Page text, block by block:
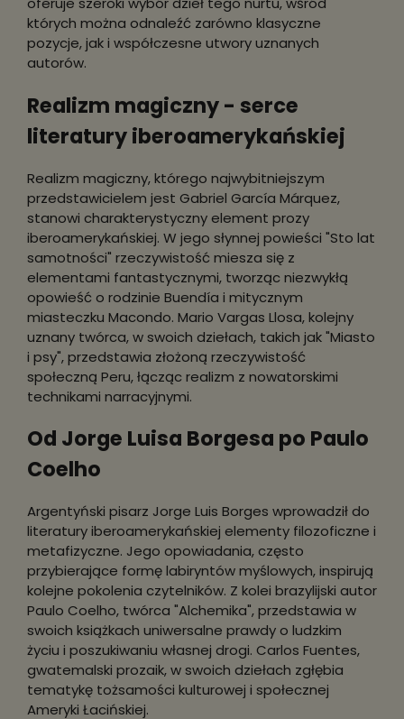
których można odnaleźć zarówno klasyczne
pozycje, jak i współczesne utwory uznanych
autorów.
Realizm magiczny - serce
literatury iberoamerykańskiej
Realizm magiczny, którego najwybitniejszym
przedstawicielem jest Gabriel García Márquez,
stanowi charakterystyczny element prozy
iberoamerykańskiej. W jego słynnej powieści "Sto lat
samotności" rzeczywistość miesza się z
elementami fantastycznymi, tworząc niezwykłą
opowieść o rodzinie Buendía i mitycznym
miasteczku Macondo. Mario Vargas Llosa, kolejny
uznany twórca, w swoich dziełach, takich jak "Miasto
i psy", przedstawia złożoną rzeczywistość
społeczną Peru, łącząc realizm z nowatorskimi
technikami narracyjnymi.
Od Jorge Luisa Borgesa po Paulo
Coelho
Argentyński pisarz Jorge Luis Borges wprowadził do
literatury iberoamerykańskiej elementy filozoficzne i
metafizyczne. Jego opowiadania, często
przybierające formę labiryntów myślowych, inspirują
kolejne pokolenia czytelników. Z kolei brazylijski autor
Paulo Coelho, twórca "Alchemika", przedstawia w
swoich książkach uniwersalne prawdy o ludzkim
życiu i poszukiwaniu własnej drogi. Carlos Fuentes,
gwatemalski prozaik, w swoich dziełach zgłębia
tematykę tożsamości kulturowej i społecznej
Ameryki Łacińskiej.